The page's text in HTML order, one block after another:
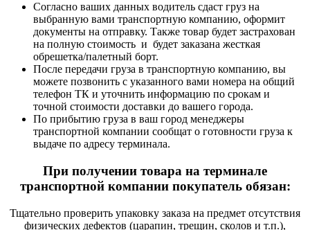
Согласно ваших данных водитель сдаст груз на
выбранную вами транспортную компанию, оформит
документы на отправку. Также товар будет застрахован
на полную стоимость и будет заказана жесткая
обрешетка/палетный борт.
После передачи груза в транспортную компанию, вы
можете позвонить с указанного вами номера на общий
телефон ТК и уточнить информацию по срокам и
точной стоимости доставки до вашего города.
По прибытию груза в ваш город менеджеры
транспортной компании сообщат о готовности груза к
выдаче по адресу терминала.
При получении товара на терминале
транспортной компании покупатель обязан:
Тщательно проверить упаковку заказа на предмет отсутствия
физических дефектов (царапин, трещин, сколов и т.п.),